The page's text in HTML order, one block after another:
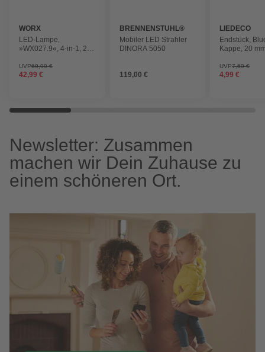
WORX
LED-Lampe,
»WX027.9«, 4-in-1, 20
UVP69,99 €
42,99 €
BRENNENSTUHL®
Mobiler LED Strahler
DINORA 5050
119,00 €
LIEDECO
Endstück,
Kappe, 20
UVP7,69 €
4,99 €
Newsletter: Zusammen
machen wir Dein Zuhause zu
einem schöneren Ort.